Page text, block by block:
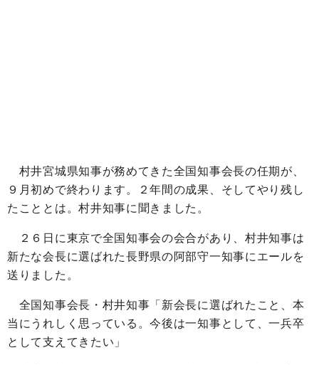
村井宮城県知事が務めてきた全国知事会長の任期が、
９月初めで終わります。２年間の成果、そしてやり残し
たこととは。村井知事に聞きました。
２６日に東京で全国知事会の会合があり、村井知事は
新たな会長に選ばれた長野県の阿部守一知事にエールを
送りました。
全国知事会長・村井知事「新会長に選ばれたこと、本
当にうれしく思っている。今後は一知事として、一兵卒
として支えてきたい」